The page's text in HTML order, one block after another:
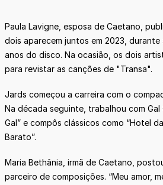
Paula Lavigne, esposa de Caetano,
dois aparecem juntos em 2023, durante
anos do disco. Na ocasião, os dois
para revistar as canções de "Transa".
Jards começou a carreira com o
Na década seguinte, trabalhou com Gal
Gal” e compôs clássicos como “Hotel
Barato”.
Maria Bethânia, irmã de Caetano,
parceiro de composições. “Meu amor,